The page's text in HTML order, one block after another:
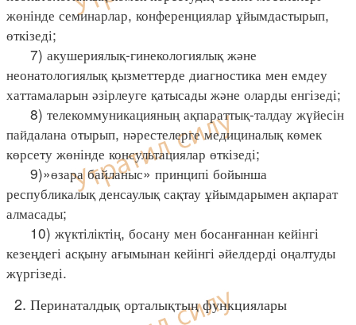
жөнінде семинарлар, конференциялар ұйымдастырып,
өткізеді;
7) акушериялық-гинекологиялық және
неонатологиялық қызметтерде диагностика мен емдеу
хаттамаларын әзірлеуге қатысады және оларды енгізеді;
8) телекоммуникацияның ақпараттық-талдау жүйесін
пайдалана отырып, нәрестелерге медициналық көмек
көрсету жөнінде консультациялар өткізеді;
9)»өзара байланыс» принципі бойынша
республикалық денсаулық сақтау ұйымдарымен ақпарат
алмасады;
10) жүктіліктің, босану мен босанғаннан кейінгі
кезеңдегі асқыну ағымынан кейінгі әйелдерді оңалтуды
жүргізеді.
2. Перинаталдық орталықтың функциялары